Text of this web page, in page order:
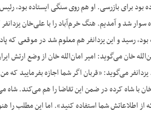
برای بازرسی. او هم روی سنگی ایستاده بود،
شد و آمدیم. هنگ خرم‌آباد را با علی‌خان یزدانفر
رسید و این یزدانفر هم معلوم شد در موقعی که
خان می‌گوید: امیر اما‌ن‌الله خان از وضع ارتش
می‌گوید: «قربان اگر شما اجازه بفرمایید که
با شاه کرده در ضمن این تقاضا را هم می‌کند. شاه
از اطلاعاتش شما استفاده کنید». اما این مطلب